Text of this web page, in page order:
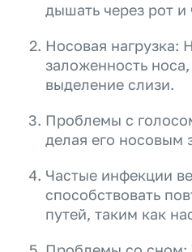
дышать через рот и
Носовая нагрузка:
заложенность
выделение слизи.
Проблемы с
делая его носовым
Частые инфекции
способствовать
путей, таким как